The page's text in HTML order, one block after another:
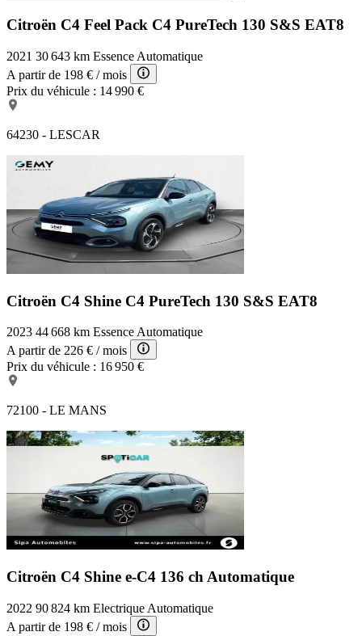
Citroën C4 Feel Pack C4 PureTech 130 S&S EAT8
2021 30 643 km Essence Automatique
A partir de 198 € / mois
Prix du véhicule : 14 990 €
64230 - LESCAR
Citroën C4 Shine C4 PureTech 130 S&S EAT8
2023 44 668 km Essence Automatique
A partir de 226 € / mois
Prix du véhicule : 16 950 €
72100 - LE MANS
Citroën C4 Shine e-C4 136 ch Automatique
2022 90 824 km Electrique Automatique
A partir de 198 € / mois